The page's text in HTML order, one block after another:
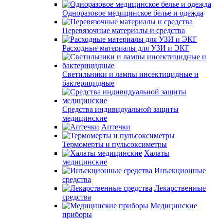
Одноразовое медицинское белье и одежда
Перевязочные материалы и средства
Расходные материалы для УЗИ и ЭКГ
Светильники и лампы инсектицидные и
бактерицидные
Средства индивидуальной защиты
медицинские
Аптечки
Термомерты и пульсоксиметры
Халаты
медицинские
Инъекционные
средства
Лекарственные
средства
Медицинские
приборы